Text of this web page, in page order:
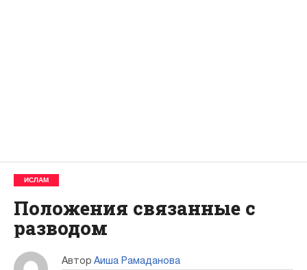
ИСЛАМ
Положения связанные с
разводом
Автор Аиша Рамаданова